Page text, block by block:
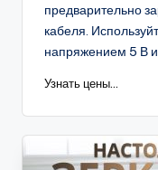
предварительно
кабеля.
напряжением 5 В и
Узнать цены...